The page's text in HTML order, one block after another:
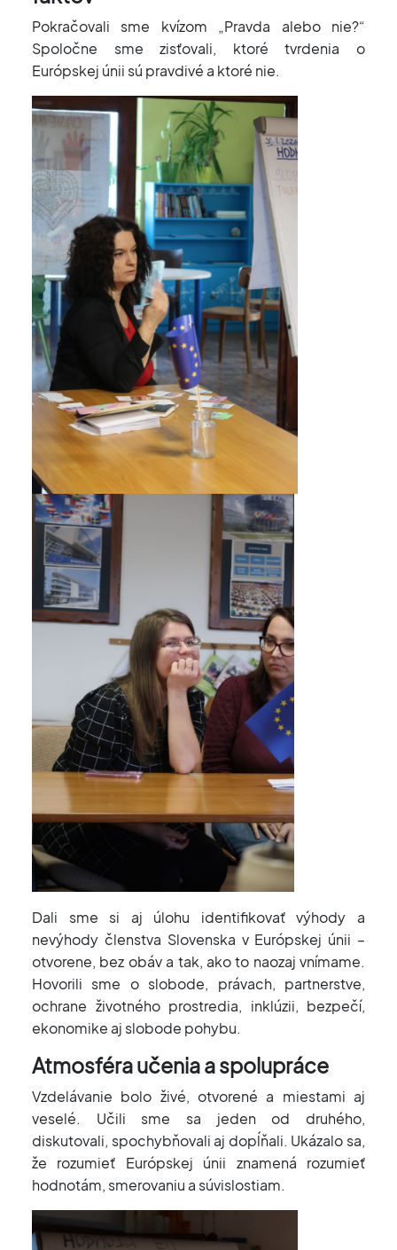
Pokračovali sme kvízom „Pravda alebo nie?“
Spoločne sme zisťovali, ktoré tvrdenia o
Európskej únii sú pravdivé a ktoré nie.
Dali sme si aj úlohu identifikovať výhody a
nevýhody členstva Slovenska v Európskej únii –
otvorene, bez obáv a tak, ako to naozaj vnímame.
Hovorili sme o slobode, právach, partnerstve,
ochrane životného prostredia, inklúzii, bezpečí,
ekonomike aj slobode pohybu.
Atmosféra učenia a spolupráce
Vzdelávanie bolo živé, otvorené a miestami aj
veselé. Učili sme sa jeden od druhého,
diskutovali, spochybňovali aj dopĺňali. Ukázalo sa,
že rozumieť Európskej únii znamená rozumieť
hodnotám, smerovaniu a súvislostiam.